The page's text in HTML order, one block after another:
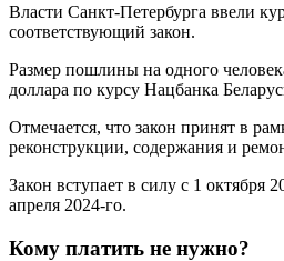
Власти Санкт-Петербурга ввели
соответствующий закон.
Размер пошлины на одного
доллара по курсу Нацбанка
Отмечается, что закон принят в
реконструкции, содержания и
Закон вступает в силу с 1 октября
апреля 2024-го.
Кому платить не нужно?